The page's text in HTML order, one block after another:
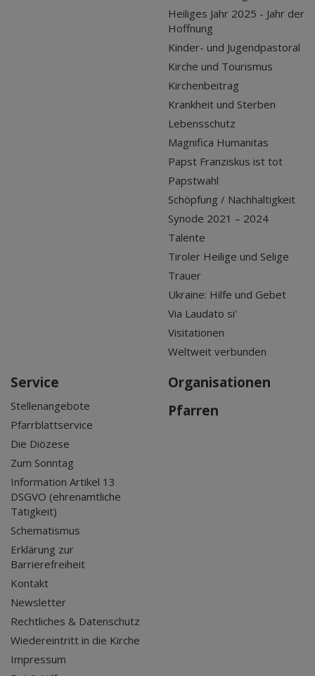
Heiliges Jahr 2025 - Jahr der
Hoffnung
Kinder- und Jugendpastoral
Kirche und Tourismus
Kirchenbeitrag
Krankheit und Sterben
Lebensschutz
Magnifica Humanitas
Papst Franziskus ist tot
Papstwahl
Schöpfung / Nachhaltigkeit
Synode 2021 – 2024
Talente
Tiroler Heilige und Selige
Trauer
Ukraine: Hilfe und Gebet
Via Laudato si'
Visitationen
Weltweit verbunden
Service
Stellenangebote
Pfarrblattservice
Die Diözese
Zum Sonntag
Information Artikel 13
DSGVO (ehrenamtliche
Tätigkeit)
Schematismus
Erklärung zur
Barrierefreiheit
Kontakt
Newsletter
Rechtliches & Datenschutz
Wiedereintritt in die Kirche
Impressum
Organisationen
Pfarren